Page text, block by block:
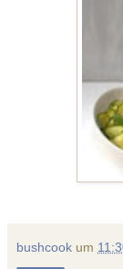
bushcook um